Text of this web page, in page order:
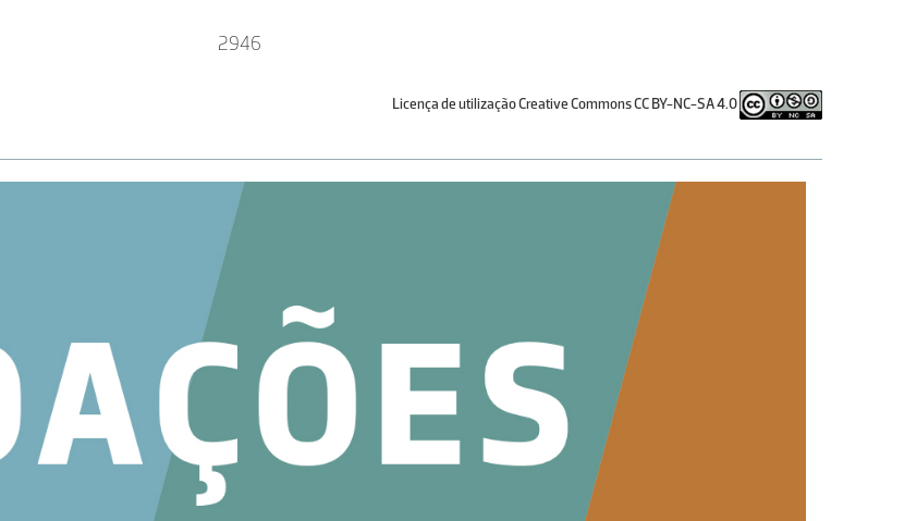
2946
Licença de utilização Creative Commons CC BY-NC-SA 4.0